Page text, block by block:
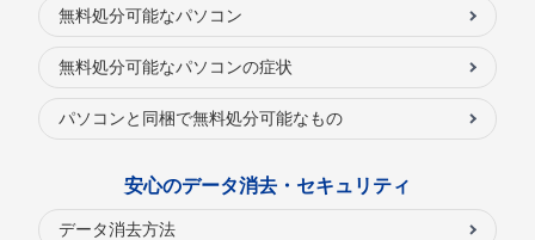
無料処分可能なパソコン
無料処分可能なパソコンの症状
パソコンと同梱で無料処分可能なもの
安心のデータ消去・セキュリティ
データ消去方法